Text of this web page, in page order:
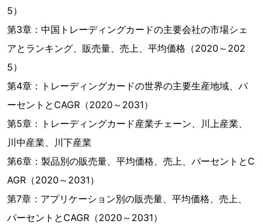
5）
第3章：中国トレーディングカードの主要会社の市場シェ
アとランキング、販売量、売上、平均価格（2020～202
5）
第4章：トレーディングカードの世界の主要生産地域、パ
ーセントとCAGR（2020～2031）
第5章：トレーディングカード産業チェーン、川上産業、
川中産業、川下産業
第6章：製品別の販売量、平均価格、売上、パーセントとC
AGR（2020～2031）
第7章：アプリケーション別の販売量、平均価格、売上、
パーセントとCAGR（2020～2031）